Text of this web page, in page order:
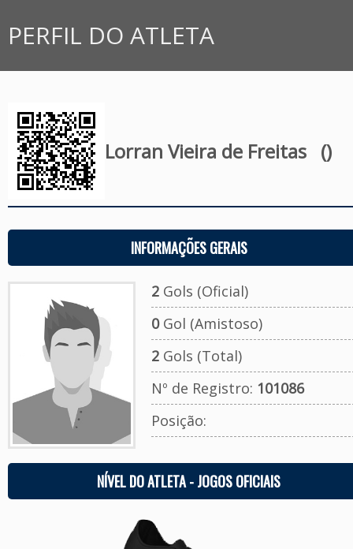
PERFIL DO ATLETA
Lorran Vieira de Freitas ()
INFORMAÇÕES GERAIS
2Gols (Oficial)
0Gol (Amistoso)
2Gols (Total)
Nº de Registro: 101086
Posição:
NÍVEL DO ATLETA - JOGOS OFICIAIS